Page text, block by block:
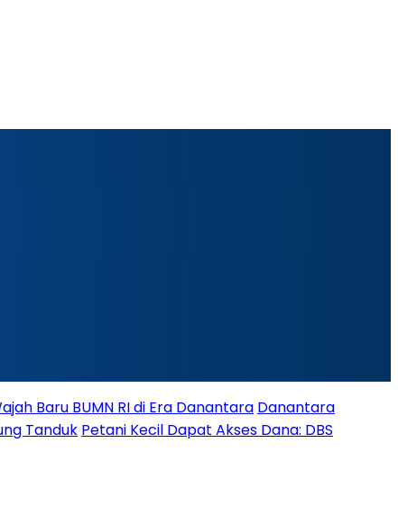
Baru BUMN RI di Era Danantara Danantara
Tanduk Petani Kecil Dapat Akses Dana: DBS